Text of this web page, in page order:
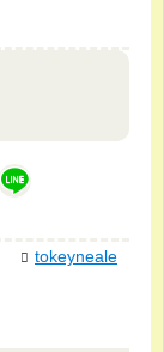
tokeyneale